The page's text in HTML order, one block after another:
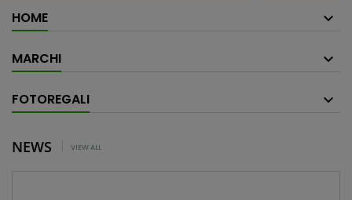
HOME
MARCHI
FOTOREGALI
NEWS VIEW ALL